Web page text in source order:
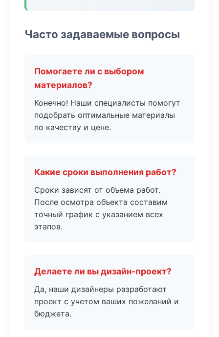
Часто задаваемые вопросы
Помогаете ли с выбором
материалов?
Конечно! Наши специалисты помогут
подобрать оптимальные материалы
по качеству и цене.
Какие сроки выполнения работ?
Сроки зависят от объема работ.
После осмотра объекта составим
точный график с указанием всех
этапов.
Делаете ли вы дизайн-проект?
Да, наши дизайнеры разработают
проект с учетом ваших пожеланий и
бюджета.